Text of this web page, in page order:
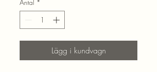
Antal *
Lägg i kundvagn